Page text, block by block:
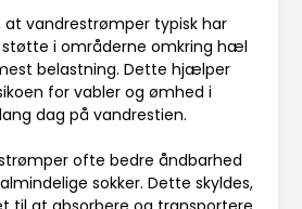
at vandrestrømper typisk har
støtte i områderne omkring hæl
belastning. Dette hjælper
for vabler og ømhed i
dag på vandrestien.
ofte bedre åndbarhed
sokker. Dette skyldes,